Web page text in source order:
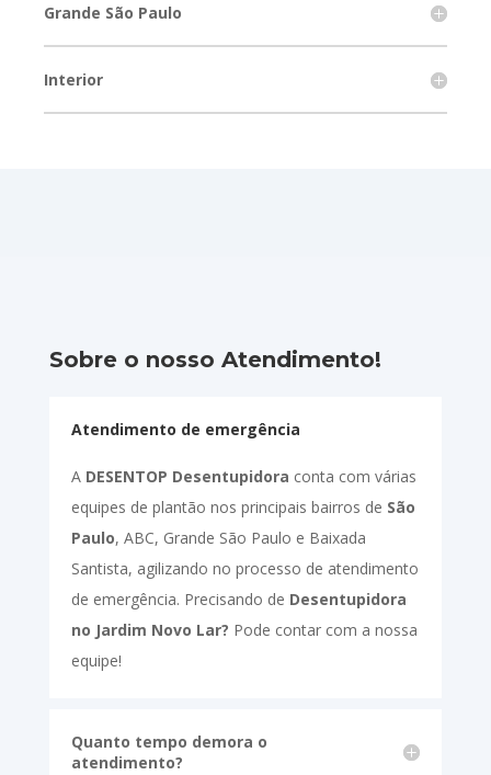
Grande São Paulo
Interior
Sobre o nosso Atendimento!
Atendimento de emergência
A DESENTOP Desentupidora conta com várias
equipes de plantão nos principais bairros de São
Paulo, ABC, Grande São Paulo e Baixada
Santista, agilizando no processo de atendimento
de emergência. Precisando de Desentupidora
no Jardim Novo Lar? Pode contar com a nossa
equipe!
Quanto tempo demora o
atendimento?